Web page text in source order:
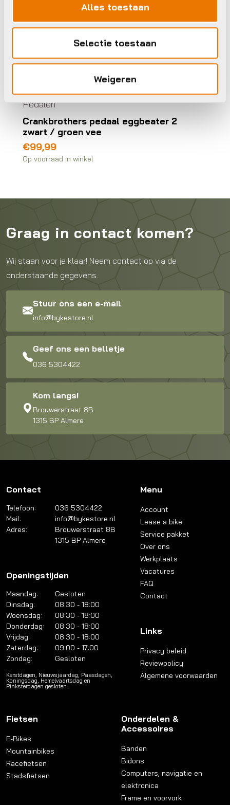
Alles toestaan
Selectie toestaan
Weigeren
Pedalen
Crankbrothers pedaal eggbeater 2
zwart / groen vee
€99,99
Op voorraad in winkel
Graag in contact komen?
Wij staan voor je klaar! Neem contact op via de
onderstaande gegevens.
Stuur ons een e-mail
info@bykestore.nl
Geef ons een belletje
036 5304422
Kom langs!
Brouwerstraat 8B
1315 BP Almere
Contact
Telefoon:
036 5304422
Mail:
info@bykestore.nl
Adres:
Brouwerstraat 8B
1315 BP Almere
Openingstijden
Maandag:
Gesloten
Dinsdag:
08:30 - 18:00
Woensdag:
08:30 - 18:00
Donderdag:
08:30 - 18:00
Vrijdag:
08:30 - 18:00
Zaterdag:
09:00 - 17:00
Zondag:
Gesloten
Kerstdagen, Nieuwsjaardag, Paasdagen,
Koningsdag, Hemelvaartsdag en
Pinksterdagen gesloten.
Menu
Account
Lease a bike
Service pakket
Over ons
Werkplaats
Vacatures
FAQ
Contact
Links
Privacy beleid
Reviewpolicy
Algemene voorwaarden
Fietsen
E-Bikes
Mountainbikes
Racefietsen
Stadsfietsen
Onderdelen &
Accessoires
Banden
Bidons
Computers, navigatie en
elektronica
Frame en voorvork